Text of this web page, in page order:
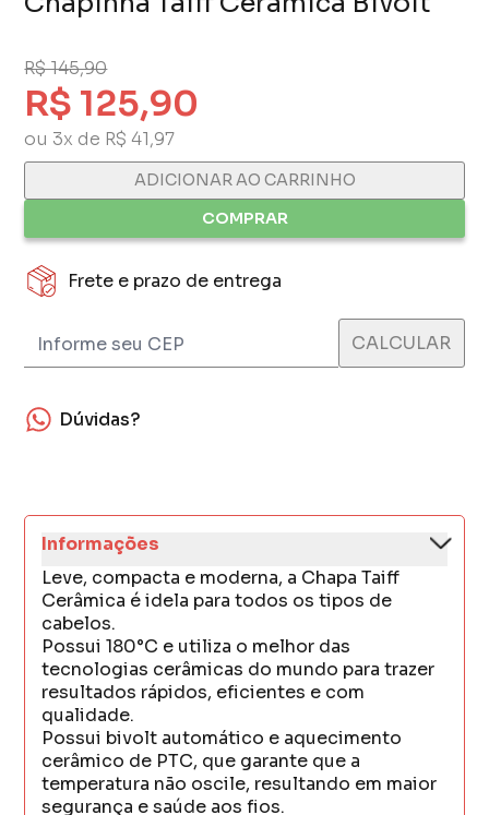
R$ 145,90
R$ 125,90
ou 3x de R$ 41,97
ADICIONAR AO CARRINHO
COMPRAR
Frete e prazo de entrega
Dúvidas?
Informações
Leve, compacta e moderna, a Chapa Taiff
Cerâmica é idela para todos os tipos de
cabelos.
Possui 180°C e utiliza o melhor das
tecnologias cerâmicas do mundo para trazer
resultados rápidos, eficientes e com
qualidade.
Possui bivolt automático e aquecimento
cerâmico de PTC, que garante que a
temperatura não oscile, resultando em maior
segurança e saúde aos fios.